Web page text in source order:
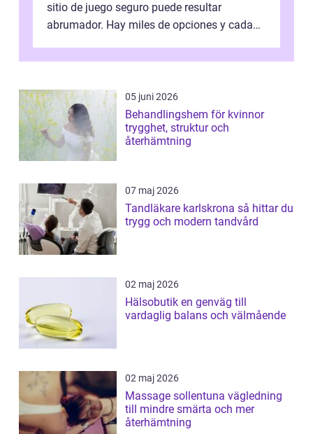
sitio de juego seguro puede resultar
abrumador. Hay miles de opciones y cada
05 juni 2026
Behandlingshem för kvinnor
trygghet, struktur och
återhämtning
07 maj 2026
Tandläkare karlskrona så hittar du
trygg och modern tandvård
02 maj 2026
Hälsobutik en genväg till
vardaglig balans och välmående
02 maj 2026
Massage sollentuna vägledning
till mindre smärta och mer
återhämtning